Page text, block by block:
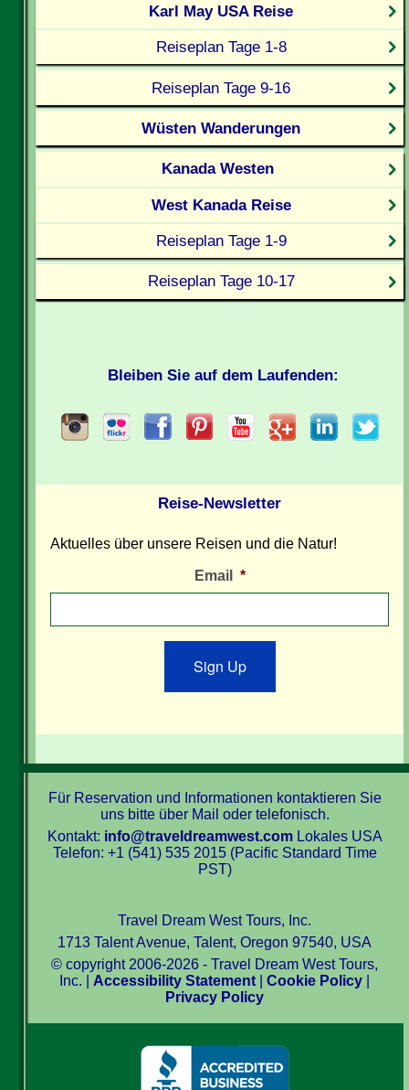
Karl May USA Reise
Reiseplan Tage 1-8
Reiseplan Tage 9-16
Wüsten Wanderungen
Kanada Westen
West Kanada Reise
Reiseplan Tage 1-9
Reiseplan Tage 10-17
Bleiben Sie auf dem Laufenden:
Reise-Newsletter
Aktuelles über unsere Reisen und die Natur!
Email *
Sign Up
Für Reservation und Informationen kontaktieren Sie
uns bitte über Mail oder telefonisch.
Kontakt: info@traveldreamwest.comLokales USA
Telefon: +1 (541) 535 2015 (Pacific Standard Time
PST)
Travel Dream West Tours, Inc.
1713 Talent Avenue, Talent, Oregon 97540, USA
© copyright 2006-2026 - Travel Dream West Tours,
Inc. | Accessibility Statement |Cookie Policy
Privacy Policy